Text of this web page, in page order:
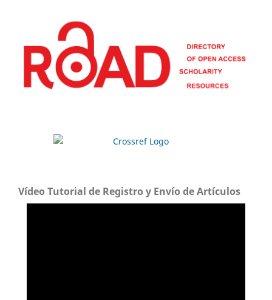
Vídeo Tutorial de Registro y Envío de Artículos